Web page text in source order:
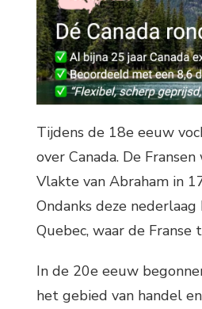
Tijdens de 18e eeuw
over Canada. De
Vlakte van Abraham in
Ondanks deze
Quebec, waar de
In de 20e eeuw
het gebied van handel